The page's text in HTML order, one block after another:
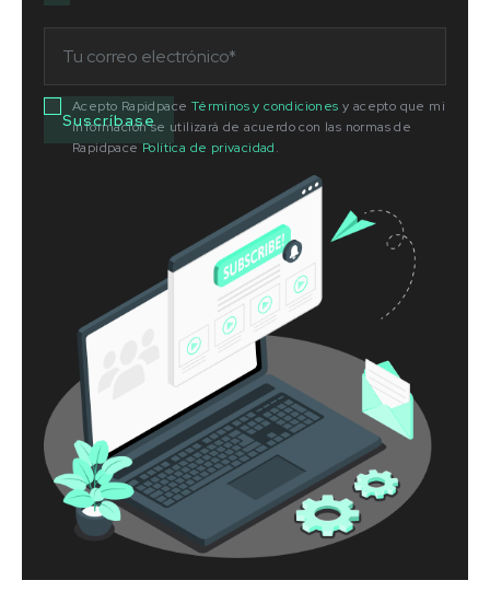
Acepto Rapidpace Términos y condiciones y acepto que mi
información se utilizará de acuerdo con las normas de
Rapidpace Política de privacidad.